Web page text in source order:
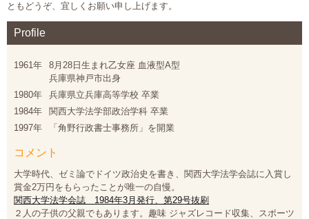
ともどうぞ、宜しくお願い申し上げます。
Profile
1961年
8月28日生まれ乙女座 血液型A型
兵庫県神戸市出身
1980年
兵庫県立兵庫高等学校 卒業
1984年
関西大学法学部政治学科 卒業
1997年
「角野行政書士事務所」を開業
コメント
大学時代、ゼミ論でドイツ政治史を書き、関西大学法学会誌に入賞し
賞金2万円をもらったことが唯一の自慢。
関西大学法学会誌 1984年3月発行、第29号抜刷
２人の子供の父親でもあります。趣味 ジャズレコード収集、スポーツ
プライバシーポリシー
営業時間: 9：00～18：009：00～18：00